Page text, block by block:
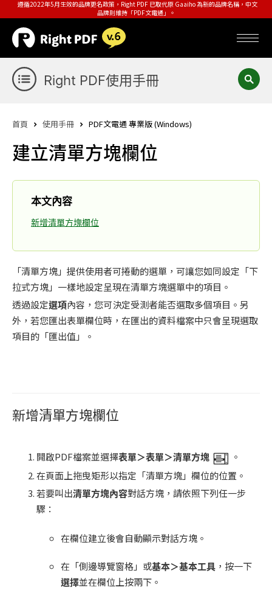
遵循2022年5月生效的品牌更名政策，Right PDF 已取代原 Gaaiho 為新的品牌名稱，中文
品牌則維持「PDF文電通」。
Right PDF使用手冊
首頁 使用手冊 PDF文電通 專業版 (Windows)
建立清單方塊欄位
本文內容
新增清單方塊欄位
「清單方塊」提供使用者可捲動的選單，可讓您如同設定「下
拉式方塊」一樣地設定呈現在清單方塊選單中的項目。
透過設定選項內容，您可決定受測者能否選取多個項目。另
外，若您匯出表單欄位時，在匯出的資料檔案中只會呈現選取
項目的「匯出值」。
新增清單方塊欄位
開啟PDF檔案並選擇表單＞表單＞清單方塊
。
在頁面上拖曳矩形以指定「清單方塊」欄位的位置。
若要叫出清單方塊內容對話方塊，請依照下列任一步
驟：
在欄位建立後會自動顯示對話方塊。
在「側邊導覽窗格」或基本＞基本工具 ，按一下
選擇並在欄位上按兩下。